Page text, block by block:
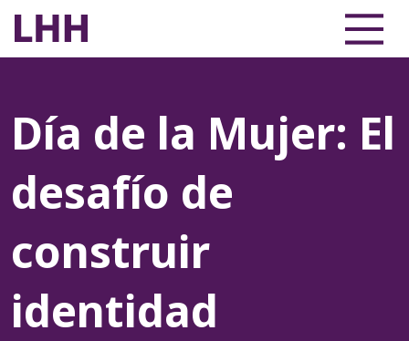
Día de la Mujer: El
desafío de
construir
identidad